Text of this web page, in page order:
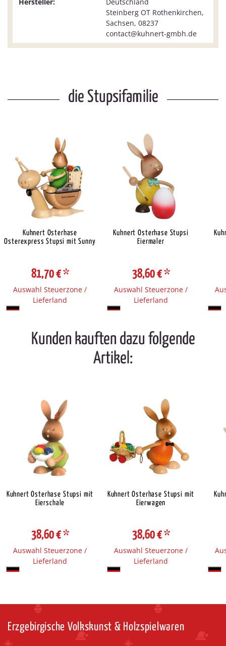
Steinberg OT Rothenkirchen,
Sachsen, 08237
contact@kuhnert-gmbh.de
die Stupsifamilie
Kuhnert Osterhase
Osterexpress Stupsi mit Sunny
81,70 €*
Auswahl Steuerzone /
Lieferland
Kuhnert Osterhase Stupsi
Eiermaler
38,60 €*
Auswahl Steuerzone /
Lieferland
Kunden kauften dazu folgende
Artikel:
Kuhnert Osterhase Stupsi mit
Eierschale
38,60 €*
Auswahl Steuerzone /
Lieferland
Kuhnert Osterhase Stupsi mit
Eierwagen
38,60 €*
Auswahl Steuerzone /
Lieferland
Erzgebirgische Volkskunst & Holzspielwaren